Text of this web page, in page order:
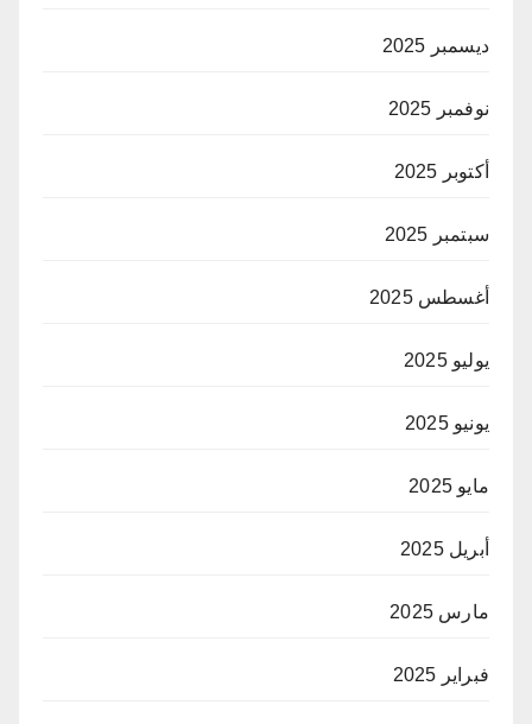
ديسمبر 2025
نوفمبر 2025
أكتوبر 2025
سبتمبر 2025
أغسطس 2025
يوليو 2025
يونيو 2025
مايو 2025
أبريل 2025
مارس 2025
فبراير 2025